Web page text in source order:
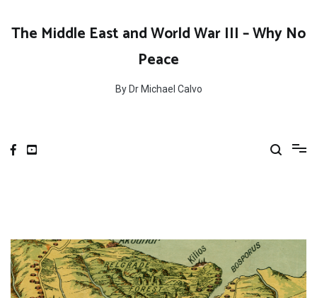
content
The Middle East and World War III – Why No
Peace
By Dr Michael Calvo